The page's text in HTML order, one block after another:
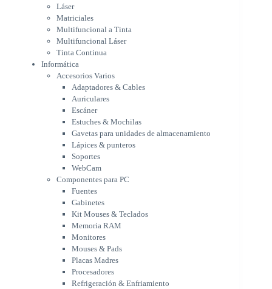
Adaptadores & Cables
Auriculares
Escáner
Estuches & Mochilas
Gavetas para unidades de
almacenamiento
Lápices & punteros
Soportes
WebCam
Componentes para PC
Fuentes
Gabinetes
Kit Mouses & Teclados
Memoria RAM
Monitores
Mouses & Pads
Placas Madres
Procesadores
Refrigeración & Enfriamiento
Tarjetas Gráficas
Teclados
Equipos NUC
Equipos OEM & Pre-Ensamblados
Licencias & Softwares
Láser
Matriciales
Multifuncional a Tinta
Multifuncional Láser
Tinta Continua
Informática
Accesorios Varios
Adaptadores & Cables
Auriculares
Escáner
Estuches & Mochilas
Gavetas para unidades de almacenamiento
Lápices & punteros
Soportes
WebCam
Componentes para PC
Fuentes
Gabinetes
Kit Mouses & Teclados
Memoria RAM
Monitores
Mouses & Pads
Placas Madres
Procesadores
Refrigeración & Enfriamiento